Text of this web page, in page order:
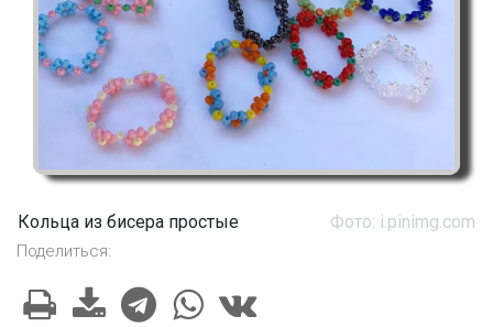
Кольца из бисера простые Фото: i.pinimg.com
Поделиться: